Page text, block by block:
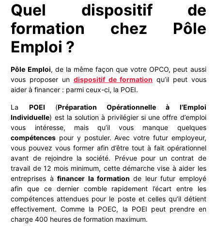
Quel dispositif de
formation chez Pôle
Emploi ?
Pôle Emploi, de la même façon que votre OPCO, peut aussi
vous proposer un dispositif de formation qu’il peut vous
aider à financer : parmi ceux-ci, la POEI.
La POEI (Préparation Opérationnelle à l’Emploi
Individuelle) est la solution à privilégier si une offre d’emploi
vous intéresse, mais qu’il vous manque quelques
compétences pour y postuler. Avec votre futur employeur,
vous pouvez vous former afin d’être tout à fait opérationnel
avant de rejoindre la société. Prévue pour un contrat de
travail de 12 mois minimum, cette démarche vise à aider les
entreprises àfinancer la formation de leur futur employé
afin que ce dernier comble rapidement l’écart entre les
compétences attendues pour le poste et celles qu’il détient
effectivement. Comme la POEC, la POEI peut prendre en
charge 400 heures de formation maximum.